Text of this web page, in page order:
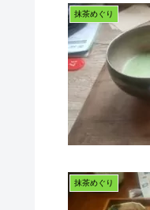
抹茶めぐり
抹茶めぐり